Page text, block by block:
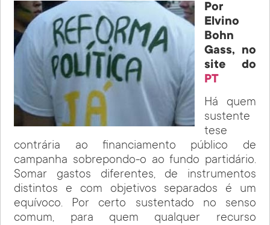
Por
Elvino
Bohn
Gass, no
site do
PT
Há quem
sustente
tese
contrária ao financiamento público de
campanha sobrepondo-o ao fundo partidário.
Somar gastos diferentes, de instrumentos
distintos e com objetivos separados é um
equívoco. Por certo sustentado no senso
comum, para quem qualquer recurso